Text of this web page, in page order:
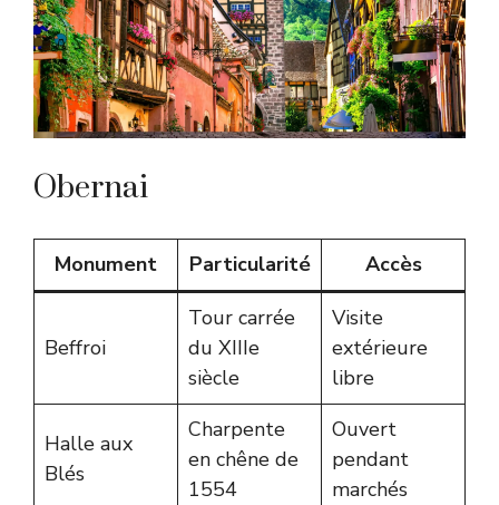
Obernai
Monument Particularité Accès
Beffroi
Tour carrée
du XIIIe
siècle
Visite
extérieure
libre
Halle aux
Blés
Charpente
en chêne de
1554
Ouvert
pendant
marchés